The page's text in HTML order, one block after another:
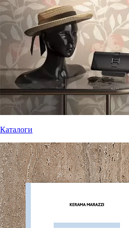
Каталоги